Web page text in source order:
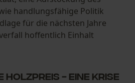
handlungsfähige Politik
für die nächsten Jahre
hoffentlich Einhalt
- eine Krise
Cookies
Personalization